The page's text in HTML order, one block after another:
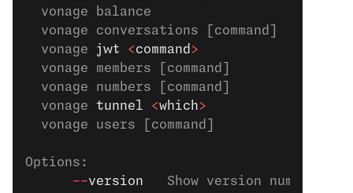
vonage balance                  Check
vonage conversations [command]  Manage
  vonage
jwt <command >
vonage members [command]        Manage
vonage numbers [command]        Manage
  vonage
tunnel <which>
vonage users [command]          Manage
Options:
      --
version
Show version number